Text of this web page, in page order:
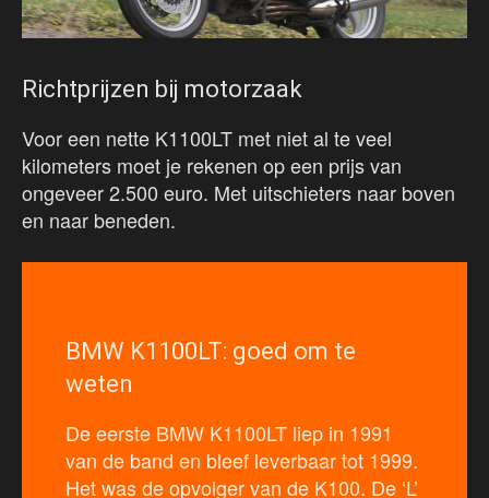
Richtprijzen bij motorzaak
Voor een nette K1100LT met niet al te veel
kilometers moet je rekenen op een prijs van
ongeveer 2.500 euro. Met uitschieters naar boven
en naar beneden.
BMW K1100LT: goed om te
weten
De eerste BMW K1100LT liep in 1991
van de band en bleef leverbaar tot 1999.
Het was de opvolger van de K100. De ‘L’